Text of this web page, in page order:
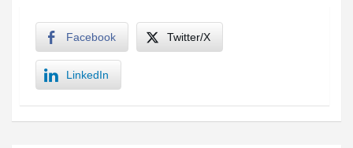
Facebook Twitter/X
LinkedIn